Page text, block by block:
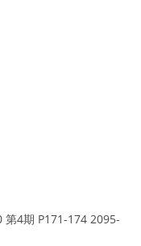
第4期 P171-174 2095-